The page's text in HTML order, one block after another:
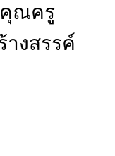
ร้างคุณ
ดสร้าง